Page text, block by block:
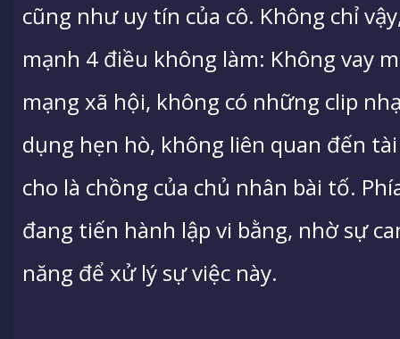
cũng như uy tín của cô. Không chỉ
mạnh 4 điều không làm: Không vay
mạng xã hội, không có những clip
dụng hẹn hò, không liên quan đến
cho là chồng của chủ nhân bài tố.
đang tiến hành lập vi bằng, nhờ sự
năng để xử lý sự việc này.